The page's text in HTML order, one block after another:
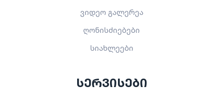
ვიდეო გალერეა
ღონისძიებები
სიახლეები
სერვისები